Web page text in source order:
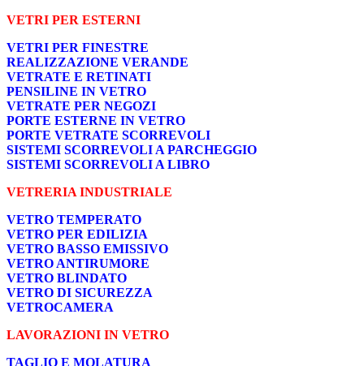
VETRI PER ESTERNI
VETRI PER FINESTRE
REALIZZAZIONE VERANDE
VETRATE E RETINATI
PENSILINE IN VETRO
VETRATE PER NEGOZI
PORTE ESTERNE IN VETRO
PORTE VETRATE SCORREVOLI
SISTEMI SCORREVOLI A PARCHEGGIO
SISTEMI SCORREVOLI A LIBRO
VETRERIA INDUSTRIALE
VETRO TEMPERATO
VETRO PER EDILIZIA
VETRO BASSO EMISSIVO
VETRO ANTIRUMORE
VETRO BLINDATO
VETRO DI SICUREZZA
VETROCAMERA
LAVORAZIONI IN VETRO
TAGLIO E MOLATURA